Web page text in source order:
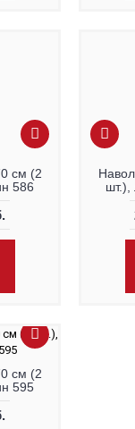
см (2
586
шт.),
см (2
595